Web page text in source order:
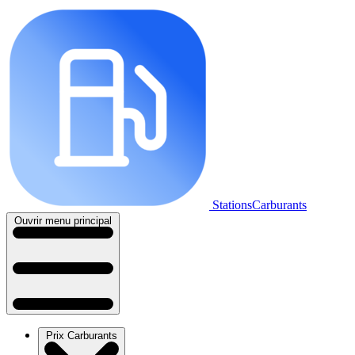
StationsCarburants
Ouvrir menu principal
Prix Carburants